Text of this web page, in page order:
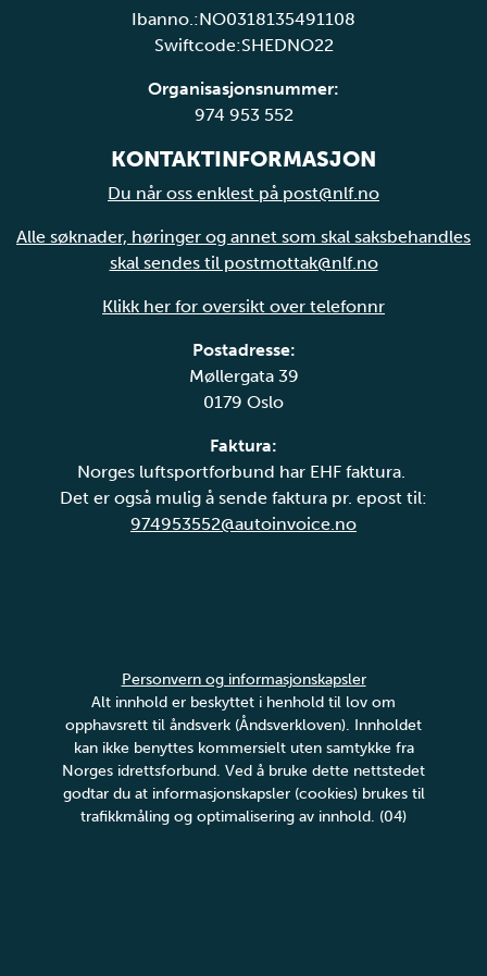
Ibanno.:NO0318135491108
Swiftcode:SHEDNO22
Organisasjonsnummer:
974 953 552
KONTAKTINFORMASJON
Du når oss enklest på post@nlf.no
Alle søknader, høringer og annet som skal saksbehandles
skal sendes til postmottak@nlf.no
Klikk her for oversikt over telefonnr
Postadresse:
Møllergata 39
0179 Oslo
Faktura:
Norges luftsportforbund har EHF faktura.
Det er også mulig å sende faktura pr. epost til:
974953552@autoinvoice.no
Personvern og informasjonskapsler
Alt innhold er beskyttet i henhold til lov om
opphavsrett til åndsverk (Åndsverkloven). Innholdet
kan ikke benyttes kommersielt uten samtykke fra
Norges idrettsforbund. Ved å bruke dette nettstedet
godtar du at informasjonskapsler (cookies) brukes til
trafikkmåling og optimalisering av innhold. (04)